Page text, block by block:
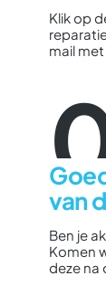
Klik op
mail
van
Ben je
Komen
deze na